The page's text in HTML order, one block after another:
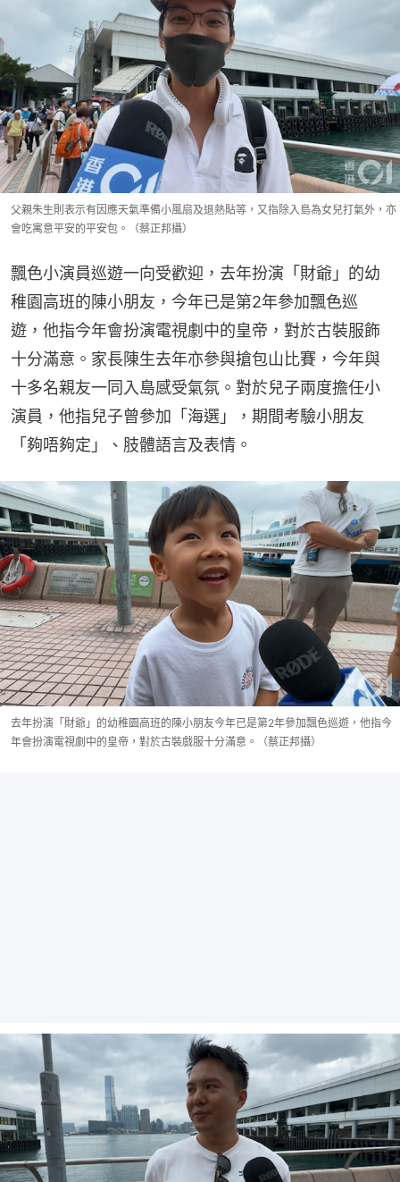
父親朱生則表示有因應天氣準備小風扇及退熱貼等，又指除入島為女兒打氣外，亦
會吃寓意平安的平安包。（蔡正邦攝）
飄色小演員巡遊一向受歡迎，去年扮演「財爺」的幼
稚園高班的陳小朋友，今年已是第2年參加飄色巡
遊，他指今年會扮演電視劇中的皇帝，對於古裝服飾
十分滿意。家長陳生去年亦參與搶包山比賽，今年與
十多名親友一同入島感受氣氛。對於兒子兩度擔任小
演員，他指兒子曾參加「海選」，期間考驗小朋友
「夠唔夠定」、肢體語言及表情。
去年扮演「財爺」的幼稚園高班的陳小朋友今年已是第2年參加飄色巡遊，他指今
年會扮演電視劇中的皇帝，對於古裝戲服十分滿意。（蔡正邦攝）